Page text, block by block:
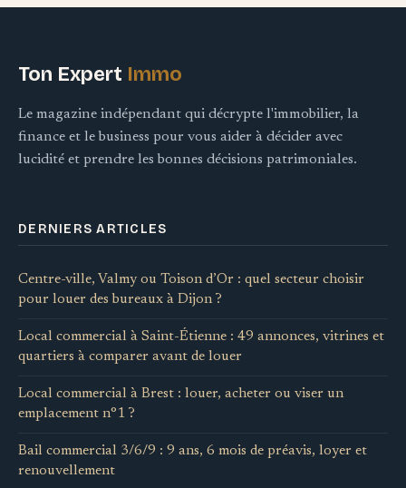
Ton Expert Immo
Le magazine indépendant qui décrypte l'immobilier, la
finance et le business pour vous aider à décider avec
lucidité et prendre les bonnes décisions patrimoniales.
DERNIERS ARTICLES
Centre-ville, Valmy ou Toison d’Or : quel secteur choisir
pour louer des bureaux à Dijon ?
Local commercial à Saint-Étienne : 49 annonces, vitrines et
quartiers à comparer avant de louer
Local commercial à Brest : louer, acheter ou viser un
emplacement n°1 ?
Bail commercial 3/6/9 : 9 ans, 6 mois de préavis, loyer et
renouvellement